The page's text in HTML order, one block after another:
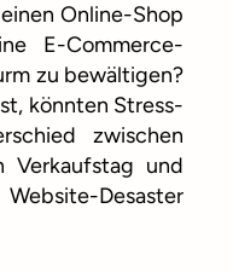
Online-Shop
E-Commerce-
zu bewältigen?
könnten Stress-
zwischen
Verkaufstag und
Desaster